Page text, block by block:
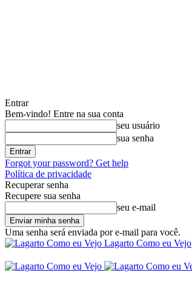
Entrar
Bem-vindo! Entre na sua conta
seu usuário
sua senha
Forgot your password? Get help
Política de privacidade
Recuperar senha
Recupere sua senha
seu e-mail
Uma senha será enviada por e-mail para você.
Lagarto Como eu Vejo